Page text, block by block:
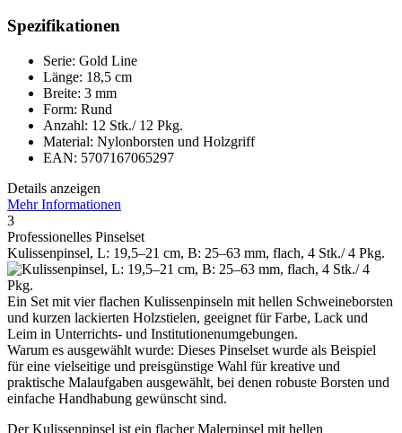
Spezifikationen
Serie: Gold Line
Länge: 18,5 cm
Breite: 3 mm
Form: Rund
Anzahl: 12 Stk./ 12 Pkg.
Material: Nylonborsten und Holzgriff
EAN: 5707167065297
Details anzeigen
Mehr Informationen
3
Professionelles Pinselset
Kulissenpinsel, L: 19,5–21 cm, B: 25–63 mm, flach, 4 Stk./ 4 Pkg.
Ein Set mit vier flachen Kulissenpinseln mit hellen Schweineborsten
und kurzen lackierten Holzstielen, geeignet für Farbe, Lack und
Leim in Unterrichts- und Institutionenumgebungen.
Warum es ausgewählt wurde: Dieses Pinselset wurde als Beispiel
für eine vielseitige und preisgünstige Wahl für kreative und
praktische Malaufgaben ausgewählt, bei denen robuste Borsten und
einfache Handhabung gewünscht sind.
Der Kulissenpinsel ist ein flacher Malerpinsel mit hellen